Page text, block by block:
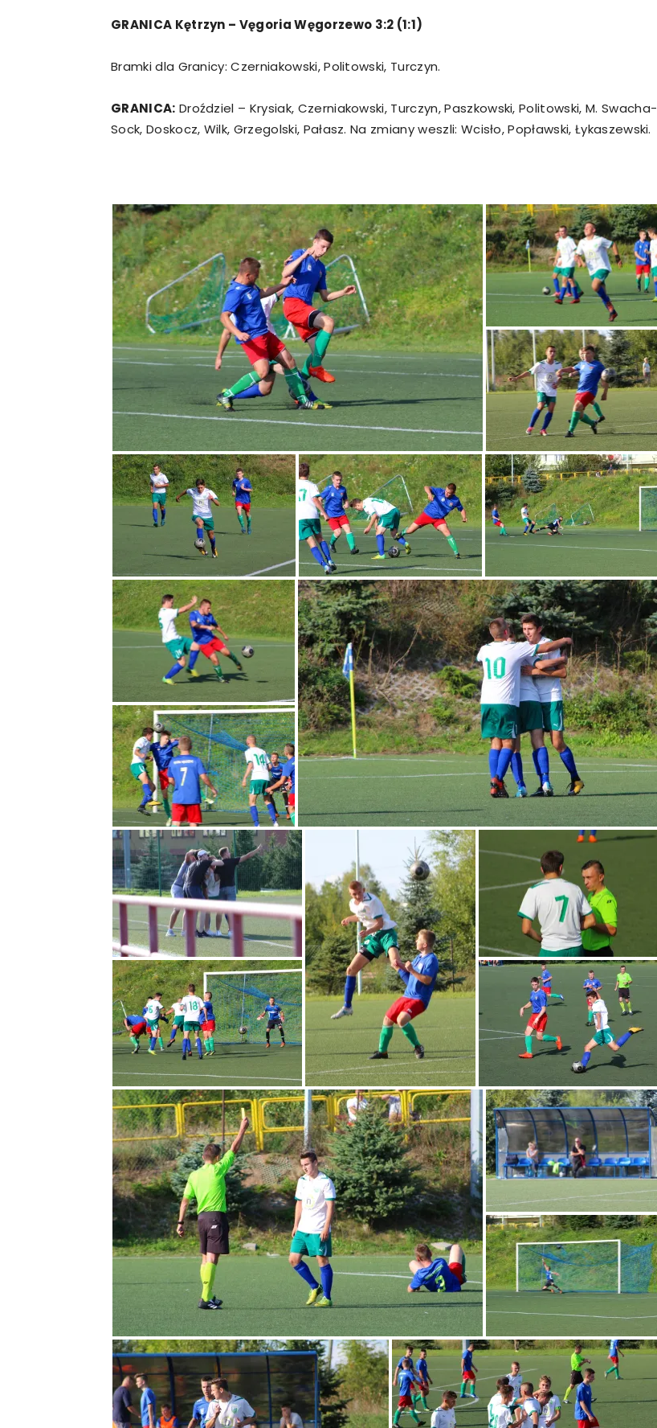
GRANICA Kętrzyn – Vęgoria Węgorzewo 3:2 (1:1)
Bramki dla Granicy: Czerniakowski, Politowski, Turczyn.
GRANICA: Droździel – Krysiak, Czerniakowski, Turczyn, Paszkowski, Politowski, M. Swacha-
Sock, Doskocz, Wilk, Grzegolski, Pałasz. Na zmiany weszli: Wcisło, Popławski, Łykaszewski.